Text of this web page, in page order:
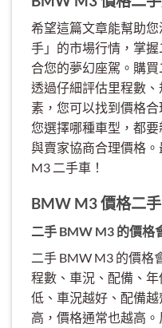
希望這篇文章能幫助
手」的市場行情，掌
合您的夢幻座駕。購
透過仔細評估里程數
素，您可以找到價格
您選擇哪種車型，都
與賣家協商合理價格
M3 二手車！
BMW M3 價格二
二手 BMW M3 的價格
二手 BMW M3 的價格
程數、車況、配備、
低、車況越好、配備
高，價格通常也越高